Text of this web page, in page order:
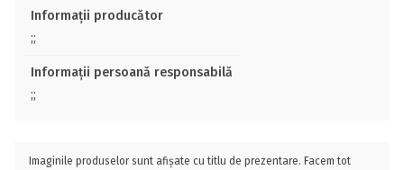
Informații producător
;;
Informații persoană responsabilă
;;
Imaginile produselor sunt afișate cu titlu de prezentare. Facem tot